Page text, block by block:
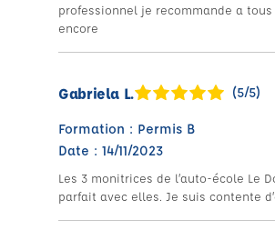
professionnel je recommande a
encore
Gabriela L. (5/5)
Formation : Permis B
Date : 14/11/2023
Les 3 monitrices de l’auto-école Le
parfait avec elles. Je suis contente